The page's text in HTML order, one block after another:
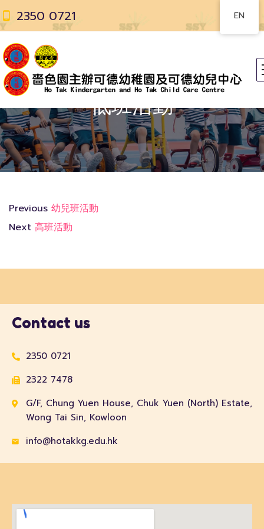
2350 0721
低班活動
Previous 幼兒班活動
Next 高班活動
Contact us
2350 0721
2322 7478
G/F, Chung Yuen House, Chuk Yuen (North) Estate,
Wong Tai Sin, Kowloon
info@hotakkg.edu.hk
EN